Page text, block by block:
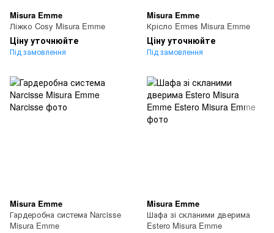
Misura Emme
Ліжко Cosy Misura Emme
Ціну уточнюйте
Під замовлення
Misura Emme
Крісло Ermes Misura Emme
Ціну уточнюйте
Під замовлення
Misura Emme
Гардеробна система Narcisse
Misura Emme
Misura Emme
Шафа зі скланими дверима
Estero Misura Emme